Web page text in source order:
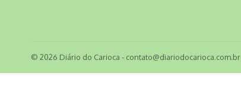
© 2026 Diário do Carioca - contato@diariodocarioca.com.br